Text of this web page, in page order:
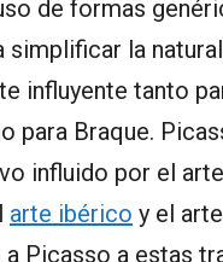
de formas
simplificar la
influyente tanto
para Braque.
influido por el
arte ibérico y el
a Picasso a estas